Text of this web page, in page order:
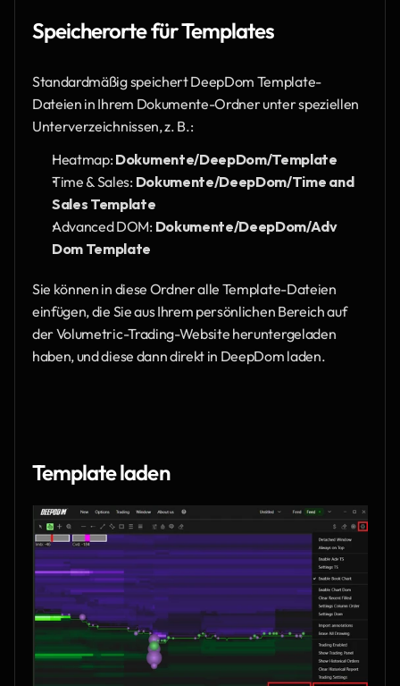
Speicherorte für Templates
Standardmäßig speichert DeepDom Template-
Dateien in Ihrem Dokumente-Ordner unter speziellen
Unterverzeichnissen, z. B.:
Heatmap: Dokumente/DeepDom/Template
Time & Sales: Dokumente/DeepDom/Time and
Sales Template
Advanced DOM: Dokumente/DeepDom/Adv
Dom Template
Sie können in diese Ordner alle Template-Dateien
einfügen, die Sie aus Ihrem persönlichen Bereich auf
der Volumetric-Trading-Website heruntergeladen
haben, und diese dann direkt in DeepDom laden.
Template laden